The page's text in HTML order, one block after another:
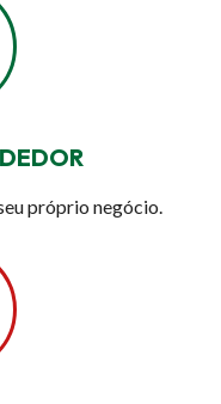
próprio negócio.